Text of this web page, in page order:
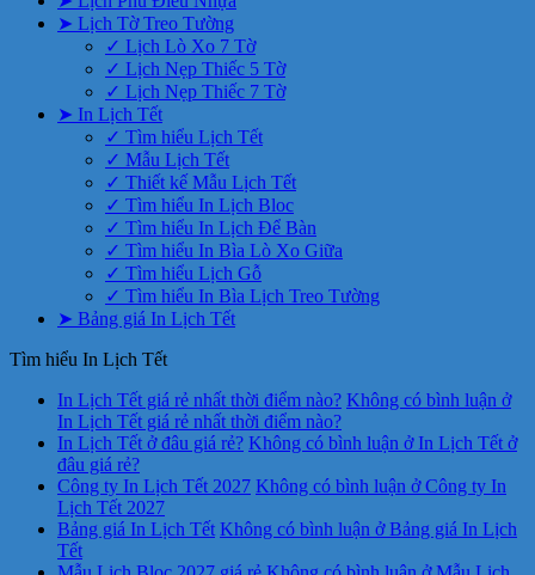
➤ Lịch Tờ Treo Tường
✓ Lịch Lò Xo 7 Tờ
✓ Lịch Nẹp Thiếc 5 Tờ
✓ Lịch Nẹp Thiếc 7 Tờ
➤ In Lịch Tết
✓ Tìm hiểu Lịch Tết
✓ Mẫu Lịch Tết
✓ Thiết kế Mẫu Lịch Tết
✓ Tìm hiểu In Lịch Bloc
✓ Tìm hiểu In Lịch Để Bàn
✓ Tìm hiểu In Bìa Lò Xo Giữa
✓ Tìm hiểu Lịch Gỗ
✓ Tìm hiểu In Bìa Lịch Treo Tường
➤ Bảng giá In Lịch Tết
Tìm hiểu In Lịch Tết
In Lịch Tết giá rẻ nhất thời điểm nào? Không có bình luận ở
In Lịch Tết giá rẻ nhất thời điểm nào?
In Lịch Tết ở đâu giá rẻ? Không có bình luận ở In Lịch Tết ở
đâu giá rẻ?
Công ty In Lịch Tết 2027 Không có bình luận ở Công ty In
Lịch Tết 2027
Bảng giá In Lịch Tết Không có bình luận ở Bảng giá In Lịch
Tết